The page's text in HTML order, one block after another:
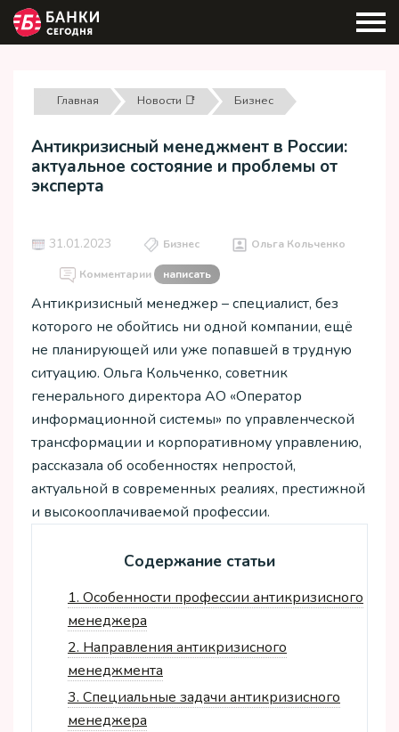
Главная Новости 📑 Бизнес
Антикризисный менеджмент в России:
актуальное состояние и проблемы от
эксперта
31.01.2023 Бизнес Ольга Кольченко
Комментарии написать
Антикризисный менеджер – специалист, без
которого не обойтись ни одной компании, ещё
не планирующей или уже попавшей в трудную
ситуацию. Ольга Кольченко, советник
генерального директора АО «Оператор
информационной системы» по управленческой
трансформации и корпоративному управлению,
рассказала об особенностях непростой,
актуальной в современных реалиях, престижной
и высокооплачиваемой профессии.
Содержание статьи
1. Особенности профессии антикризисного
менеджера
2. Направления антикризисного
менеджмента
3. Специальные задачи антикризисного
менеджера